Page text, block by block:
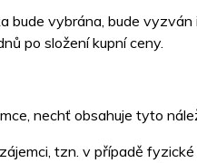
bude vybrána, bude
po složení kupní ceny.
nechť obsahuje tyto
tzn. v případě